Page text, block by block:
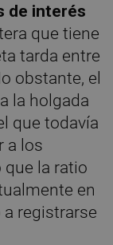
de interés
que tiene
tarda entre
obstante, el
la holgada
que todavía
a los
la ratio
en
a registrarse